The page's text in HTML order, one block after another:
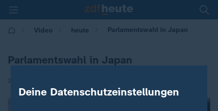
Video heute Parlamentswahl in Japan
Parlamentswahl in Japan
26.10.2024 | 19:00
Deine Datenschutzeinstellungen